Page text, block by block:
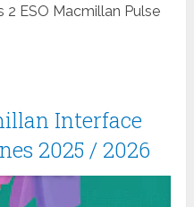
2 ESO Macmillan Pulse
Interface
2025 / 2026